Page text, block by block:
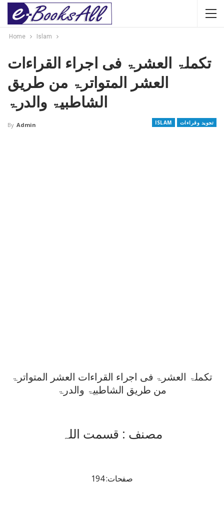
Home Islam
تکملۃ العشرۃ فی اجراء القراءات
العشر المتواترۃ من طریق
الشاطبیۃ والدرۃ
ISLAM تجوید وقراءات By Admin
تکملۃ العشرۃ فی اجراء القراءات العشر المتواترۃ
من طریق الشاطبیۃ والدرۃ
مصنف : قسمت اللہ
صفحات: 194